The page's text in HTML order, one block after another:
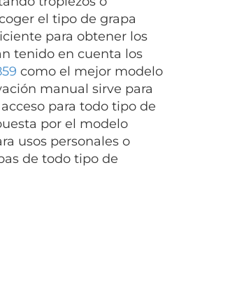
el tipo de grapa
para obtener los
tenido en cuenta los
como el mejor modelo
manual sirve para
para todo tipo de
por el modelo
usos personales o
de todo tipo de